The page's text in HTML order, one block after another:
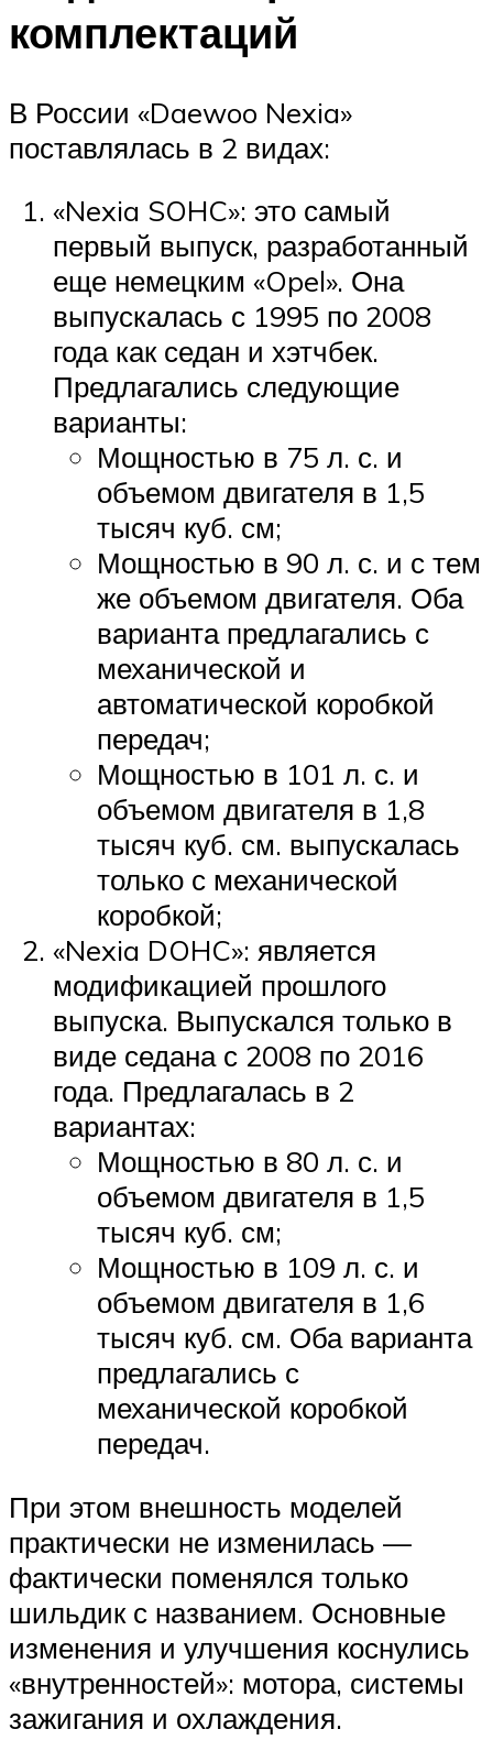
комплектаций
В России «Daewoo Nexia»
поставлялась в 2 видах:
«Nexia SOHC»: это самый
первый выпуск, разработанный
еще немецким «Opel». Она
выпускалась с 1995 по 2008
года как седан и хэтчбек.
Предлагались следующие
варианты:
Мощностью в 75 л. с. и
объемом двигателя в 1,5
тысяч куб. см;
Мощностью в 90 л. с. и с тем
же объемом двигателя. Оба
варианта предлагались с
механической и
автоматической коробкой
передач;
Мощностью в 101 л. с. и
объемом двигателя в 1,8
тысяч куб. см. выпускалась
только с механической
коробкой;
«Nexia DOHC»: является
модификацией прошлого
выпуска. Выпускался только в
виде седана с 2008 по 2016
года. Предлагалась в 2
вариантах:
Мощностью в 80 л. с. и
объемом двигателя в 1,5
тысяч куб. см;
Мощностью в 109 л. с. и
объемом двигателя в 1,6
тысяч куб. см. Оба варианта
предлагались с
механической коробкой
передач.
При этом внешность моделей
практически не изменилась —
фактически поменялся только
шильдик с названием. Основные
изменения и улучшения коснулись
«внутренностей»: мотора, системы
зажигания и охлаждения.